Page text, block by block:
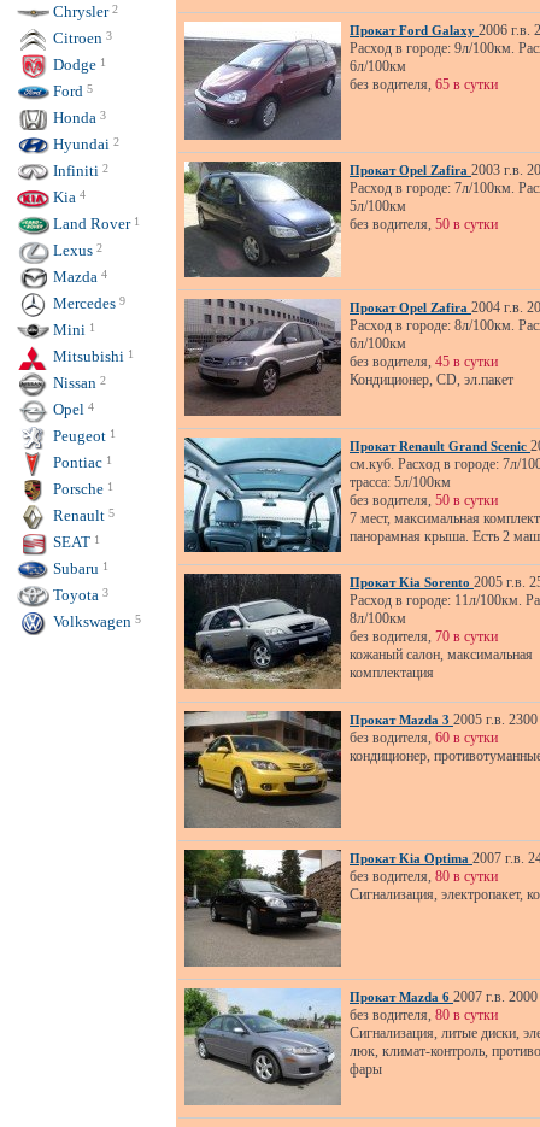
Chrysler 2
Citroen 3
Dodge 1
Ford 5
Honda 3
Hyundai 2
Infiniti 2
Kia 4
Land Rover 1
Lexus 2
Mazda 4
Mercedes 9
Mini 1
Mitsubishi 1
Nissan 2
Opel 4
Peugeot 1
Pontiac 1
Porsche 1
Renault 5
SEAT 1
Subaru 1
Toyota 3
Volkswagen 5
Прокат Ford Galaxy 2006 г.в.
Расход в городе: 9л/100км.
6л/100км
без водителя, 65 в сутки
Прокат Opel Zafira 2003 г.в.
Расход в городе: 7л/100км.
5л/100км
без водителя, 50 в сутки
Прокат Opel Zafira 2004 г.в.
Расход в городе: 8л/100км.
6л/100км
без водителя, 45 в сутки
Кондиционер, СD, эл.пакет
Прокат Renault Grand Scenic
см.куб. Расход в городе: 7л/
трасса: 5л/100км
без водителя, 50 в сутки
7 мест, максимальная
панорамная крыша. Есть 2
Прокат Kia Sorento 2005 г.в.
Расход в городе: 11л/100км.
8л/100км
без водителя, 70 в сутки
кожаный салон, максимальная
комплектация
Прокат Mazda 3 2005 г.в.
без водителя, 60 в сутки
кондиционер,
Прокат Kia Optima 2007 г.в.
без водителя, 80 в сутки
Сигнализация, электропакет,
Прокат Mazda 6 2007 г.в.
без водителя, 80 в сутки
Сигнализация, литые диски,
люк, климат-контроль,
фары